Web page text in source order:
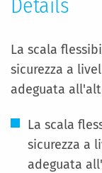
Details
La scala
sicurezza a
adeguata
La scala
sicurezza a
adeguata